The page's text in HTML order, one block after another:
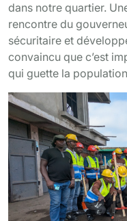
dans notre quartier.
rencontre du
sécuritaire et
convaincu que c’est
qui guette la